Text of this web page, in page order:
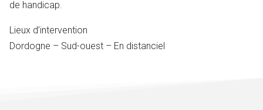
de handicap.
Lieux d’intervention
Dordogne – Sud-ouest – En distanciel